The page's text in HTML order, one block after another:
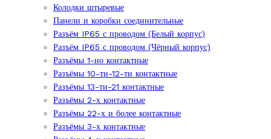
Колодки штыревые
Панели и коробки соединительные
Разъём IP65 с проводом (Белый корпус)
Разъём IP65 с проводом (Чёрный корпус)
Разъёмы 1-но контактные
Разъёмы 10-ти-12-ти контактные
Разъёмы 13-ти-21 контактные
Разъёмы 2-х контактные
Разъёмы 22-х и более контактные
Разъёмы 3-х контактные